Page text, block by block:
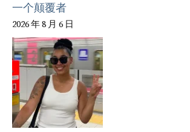
一个颠覆者
2026 年 8 月 6 日